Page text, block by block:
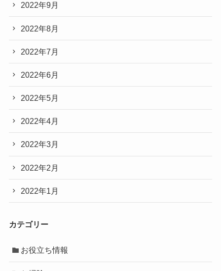
2022年9月
2022年8月
2022年7月
2022年6月
2022年5月
2022年4月
2022年3月
2022年2月
2022年1月
カテゴリー
お役立ち情報